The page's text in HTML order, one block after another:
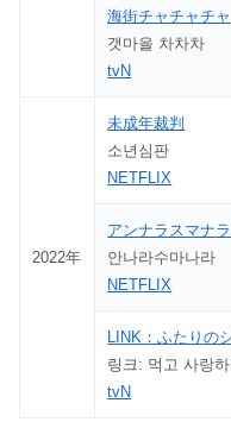
海街チャチャチャ
갯마을 차차차
tvN
2022年
未成年裁判
소년심판
NETFLIX
アンナラスマナ
안나라수마나라
NETFLIX
LINK：ふたりの
링크: 먹고 사랑
tvN